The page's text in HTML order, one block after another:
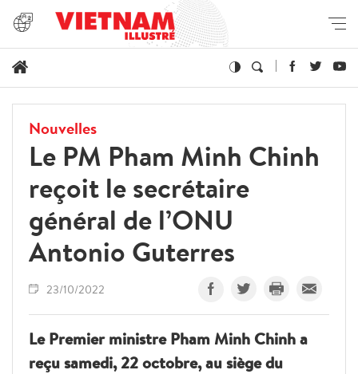
Nouvelles
Le PM Pham Minh Chinh
reçoit le secrétaire
général de l’ONU
Antonio Guterres
23/10/2022
Le Premier ministre Pham Minh Chinh a
reçu samedi, 22 octobre, au siège du